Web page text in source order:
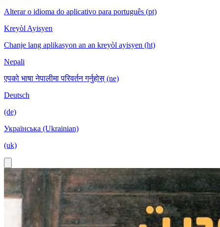
Alterar o idioma do aplicativo para português (pt)
Kreyòl Ayisyen
Chanje lang aplikasyon an an kreyòl ayisyen (ht)
Nepali
एपको भाषा नेपालीमा परिवर्तन गर्नुहोस् (ne)
Deutsch
(de)
Українська (Ukrainian)
(uk)